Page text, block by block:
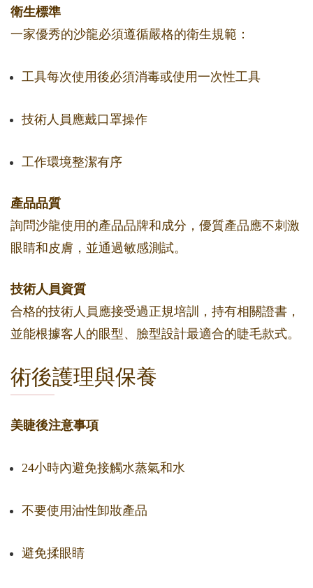
衛生標準
一家優秀的沙龍必須遵循嚴格的衛生規範：
工具每次使用後必須消毒或使用一次性工具
技術人員應戴口罩操作
工作環境整潔有序
產品品質
詢問沙龍使用的產品品牌和成分，優質產品應不刺激
眼睛和皮膚，並通過敏感測試。
技術人員資質
合格的技術人員應接受過正規培訓，持有相關證書，
並能根據客人的眼型、臉型設計最適合的睫毛款式。
術後護理與保養
美睫後注意事項
24小時內避免接觸水蒸氣和水
不要使用油性卸妝產品
避免揉眼睛